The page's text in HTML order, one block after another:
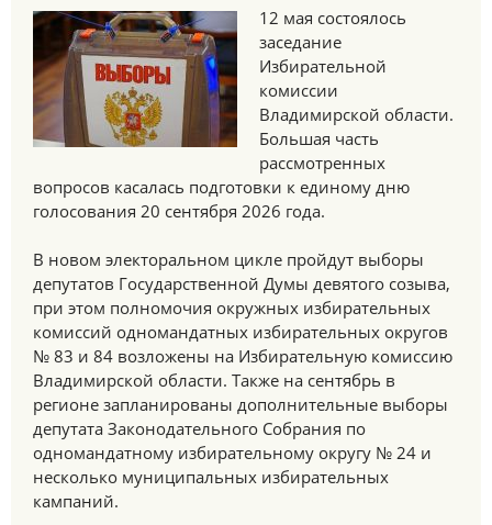
12 мая состоялось
заседание
Избирательной
комиссии
Владимирской области.
Большая часть
рассмотренных
вопросов касалась подготовки к единому дню
голосования 20 сентября 2026 года.
В новом электоральном цикле пройдут выборы
депутатов Государственной Думы девятого созыва,
при этом полномочия окружных избирательных
комиссий одномандатных избирательных округов
№ 83 и 84 возложены на Избирательную комиссию
Владимирской области. Также на сентябрь в
регионе запланированы дополнительные выборы
депутата Законодательного Собрания по
одномандатному избирательному округу № 24 и
несколько муниципальных избирательных
кампаний.